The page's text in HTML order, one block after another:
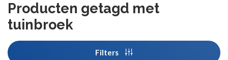
Producten getagd met
tuinbroek
Filters